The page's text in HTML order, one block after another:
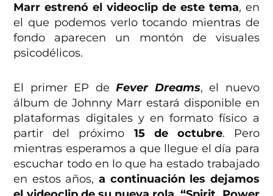
Marr estrenó el videoclip de este tema, en
el que podemos verlo tocando mientras de
fondo aparecen un montón de visuales
psicodélicos.
El primer EP de Fever Dreams, el nuevo
álbum de Johnny Marr estará disponible en
plataformas digitales y en formato físico a
partir del próximo 15 de octubre. Pero
mientras esperamos a que llegue el día para
escuchar todo en lo que ha estado trabajado
en estos años, a continuación les dejamos